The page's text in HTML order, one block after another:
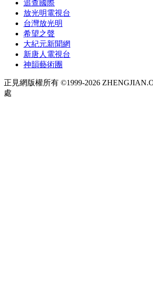
追查國際
放光明電視台
台灣放光明
希望之聲
大紀元新聞網
新唐人電視台
神韻藝術團
正見網版權所有 ©1999-2026
處